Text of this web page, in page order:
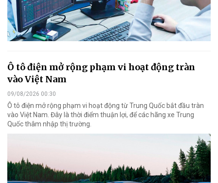
Ô tô điện mở rộng phạm vi hoạt động tràn
vào Việt Nam
09/08/2026 00:30
Ô tô điện mở rộng phạm vi hoạt động từ Trung Quốc bắt đầu tràn
vào Việt Nam. Đây là thời điểm thuận lợi, để các hãng xe Trung
Quốc thâm nhập thị trường.